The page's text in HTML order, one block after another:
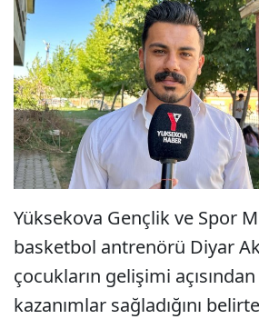
Yüksekova Gençlik ve Spor
basketbol antrenörü Diyar
çocukların gelişimi
kazanımlar sağladığını